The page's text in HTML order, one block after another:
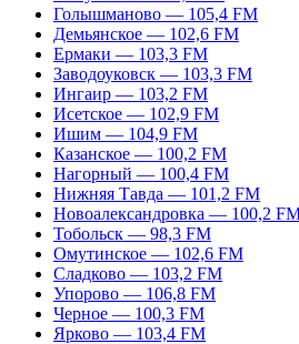
Голышманово — 105,4 FM
Демьянское — 102,6 FM
Ермаки — 103,3 FM
Заводоуковск — 103,3 FM
Ингаир — 103,2 FM
Исетское — 102,9 FM
Ишим — 104,9 FM
Казанское — 100,2 FM
Нагорный — 100,4 FM
Нижняя Тавда — 101,2 FM
Новоалександровка — 100,2
Тобольск — 98,3 FM
Омутинское — 102,6 FM
Сладково — 103,2 FM
Упорово — 106,8 FM
Черное — 100,3 FM
Ярково — 103,4 FM